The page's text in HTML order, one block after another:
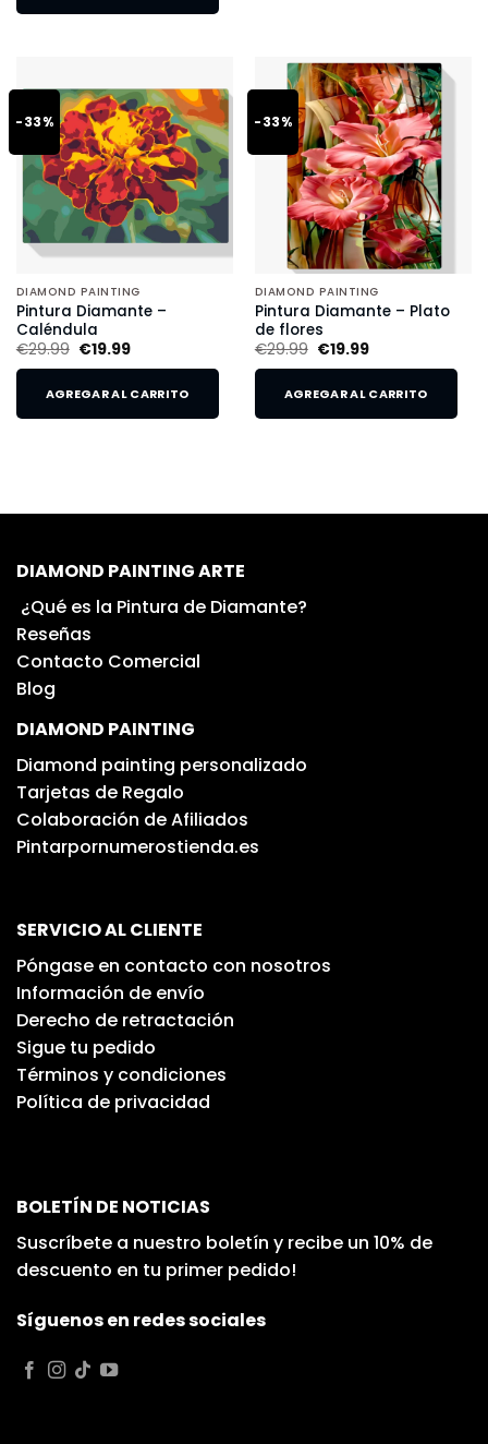
-33%
DIAMOND PAINTING
Pintura Diamante –
Caléndula
€29.99 €19.99
AGREGAR AL CARRITO
-33%
DIAMOND PAINTING
Pintura Diamante – Plato
de flores
€29.99 €19.99
AGREGAR AL CARRITO
DIAMOND PAINTING ARTE
¿Qué es la Pintura de Diamante?
Reseñas
Contacto Comercial
Blog
DIAMOND PAINTING
Diamond painting personalizado
Tarjetas de Regalo
Colaboración de Afiliados
Pintarpornumerostienda.es
SERVICIO AL CLIENTE
Póngase en contacto con nosotros
Información de envío
Derecho de retractación
Sigue tu pedido
Términos y condiciones
Política de privacidad
BOLETÍN DE NOTICIAS
Suscríbete a nuestro boletín y recibe un 10% de
descuento en tu primer pedido!
Síguenos en redes sociales